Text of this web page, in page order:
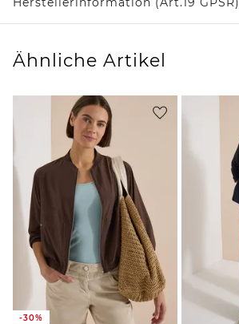
Ähnliche Artikel
-30%